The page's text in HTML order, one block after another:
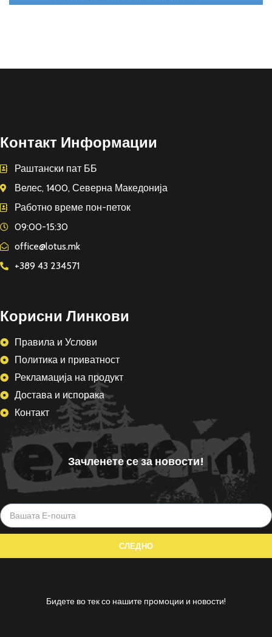
Контакт Информации
Раштански пат ББ
Велес, 1400, Северна Македонија
Работно време пон-петок
09:00-15:30
office@lotus.mk
+389 43 234571
Корисни Линкови
Правила и Услови
Политика и приватност
Рекламација на продукт
Достава и испорака
Контакт
Зачленете се за новости!
Бидете во тек со нашите промоции и новости!